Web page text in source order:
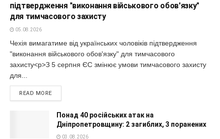
підтвердження "виконання військового обов'язку"
для тимчасового захисту
05.08.2026
Чехія вимагатиме від українських чоловіків підтвердження
"виконання військового обов'язку" для тимчасового
захисту<p>З 5 серпня ЄС змінює умови тимчасового захисту
для...
READ MORE
Понад 40 російських атак на
Дніпропетровщину: 2 загиблих, 3 поранених
03.08.2026